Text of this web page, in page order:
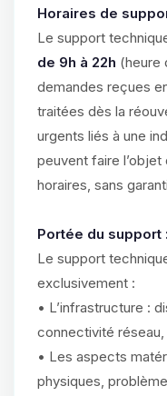
Horaires de
Le support
de 9h à 22h (heure
demandes reçues
traitées dès la
urgents liés à une
peuvent faire l’objet
horaires, sans
Portée du support :
Le support
exclusivement :
• L’infrastructure :
connectivité
• Les aspects
physiques,